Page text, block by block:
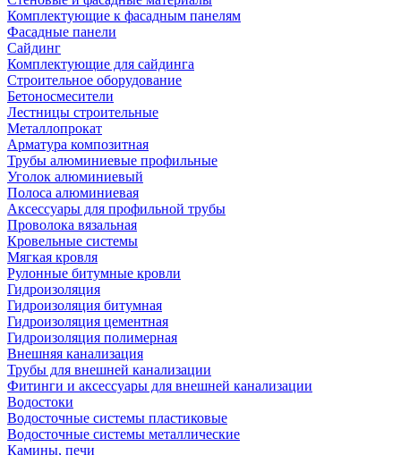
Комплектующие к фасадным панелям
Фасадные панели
Сайдинг
Комплектующие для сайдинга
Строительное оборудование
Бетоносмесители
Лестницы строительные
Металлопрокат
Арматура композитная
Трубы алюминиевые профильные
Уголок алюминиевый
Полоса алюминиевая
Аксессуары для профильной трубы
Проволока вязальная
Кровельные системы
Мягкая кровля
Рулонные битумные кровли
Гидроизоляция
Гидроизоляция битумная
Гидроизоляция цементная
Гидроизоляция полимерная
Внешняя канализация
Трубы для внешней канализации
Фитинги и аксессуары для внешней канализации
Водостоки
Водосточные системы пластиковые
Водосточные системы металлические
Камины, печи